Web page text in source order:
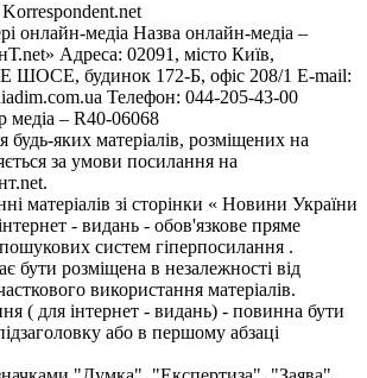
онлайн-медіа Назва онлайн-медіа –
Адреса: 02091, місто Київ,
будинок 172-Б, офіс 208/1 E-mail:
Телефон: 044-205-43-00
медіа – R40-06068
будь-яких матеріалів, розміщених на
за умови посилання на
матеріалів зі сторінки « Новини України
- видань - обов'язкове пряме
систем гіперпосилання .
бути розміщена в незалежності від
використання матеріалів.
( для інтернет - видань) - повинна бути
або в першому абзаці